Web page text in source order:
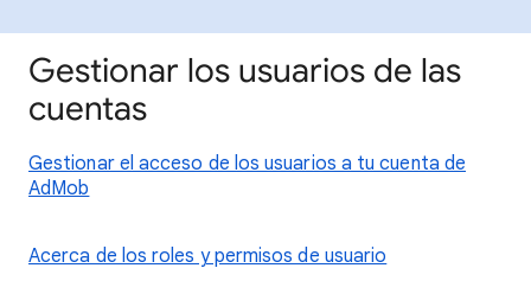
Gestionar los usuarios de las
cuentas
Gestionar el acceso de los usuarios a tu cuenta de
AdMob
Acerca de los roles y permisos de usuario